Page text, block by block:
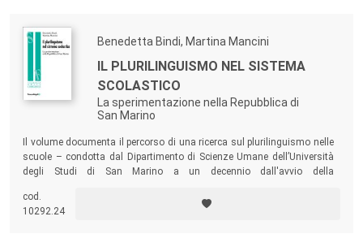
Benedetta Bindi, Martina Mancini
IL PLURILINGUISMO NEL SISTEMA
SCOLASTICO
La sperimentazione nella Repubblica di
San Marino
Il volume documenta il percorso di una ricerca sul plurilinguismo nelle
scuole – condotta dal Dipartimento di Scienze Umane dell’Università
degli Studi di San Marino a un decennio dall'avvio della
individuarne gli aspetti più problematici.
cod.
10292.24